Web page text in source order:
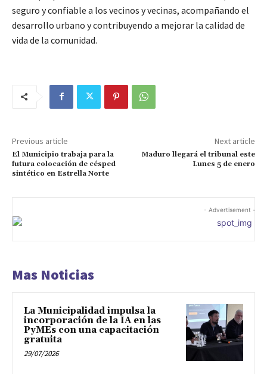
seguro y confiable a los vecinos y vecinas, acompañando el
desarrollo urbano y contribuyendo a mejorar la calidad de
vida de la comunidad.
Previous article
El Municipio trabaja para la
futura colocación de césped
sintético en Estrella Norte
Next article
Maduro llegará el tribunal este
Lunes 5 de enero
- Advertisement -
Mas Noticias
La Municipalidad impulsa la
incorporación de la IA en las
PyMEs con una capacitación
gratuita
29/07/2026